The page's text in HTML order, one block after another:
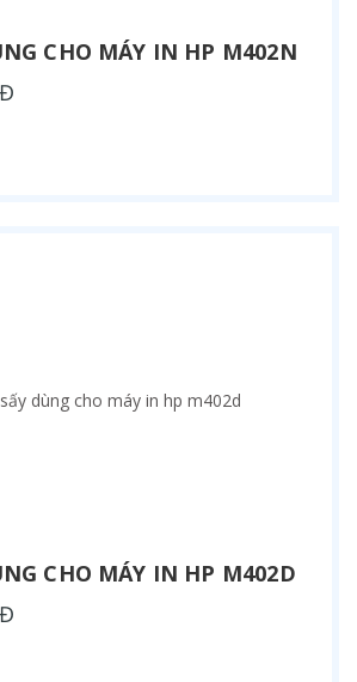
CHO MÁY IN HP M402N
CHO MÁY IN HP M402D